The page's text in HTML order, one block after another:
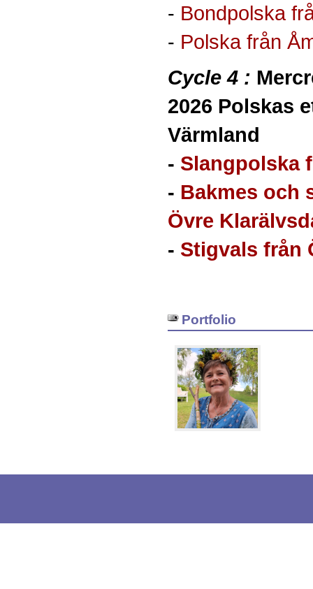
- Bondpolska
- Polska från
Cycle 4 :
2026 Polskas
Värmland
- Slangpolska
- Bakmes och
Övre
- Stigvals från
Portfolio